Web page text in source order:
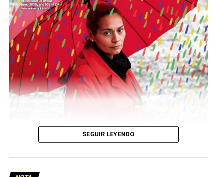
Descargar la Mu en PDF
SEGUIR LEYENDO